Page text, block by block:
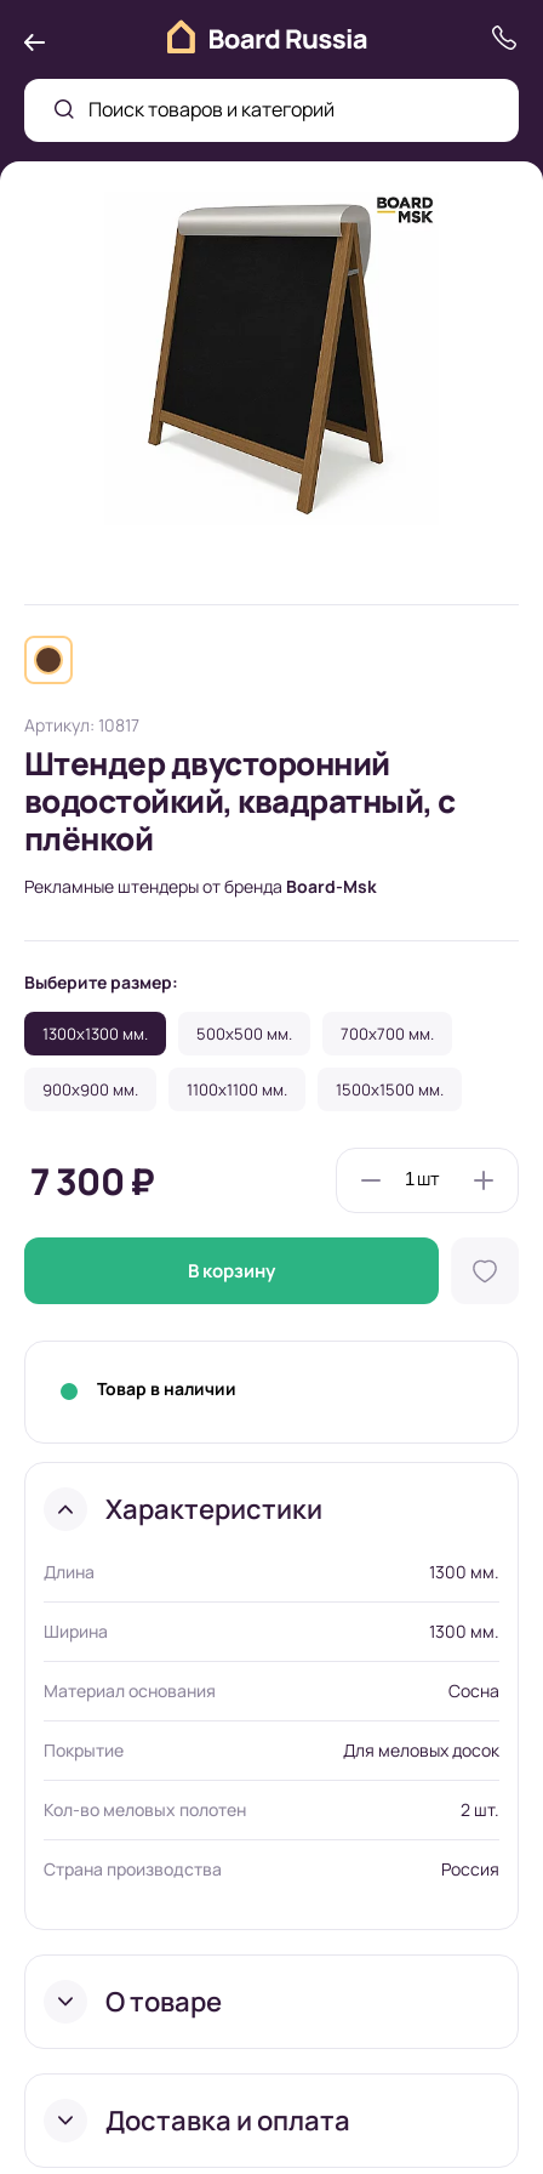
Поиск товаров и категорий
Артикул: 10817
Штендер двусторонний
водостойкий, квадратный, с
плёнкой
Рекламные штендеры от бренда Board-Msk
Выберите размер:
1300x1300 мм. 500x500 мм. 700x700 мм.
900x900 мм. 1100x1100 мм. 1500x1500 мм.
7 300 ₽
В корзину
Товар в наличии
Характеристики
Длина 1300 мм.
Ширина 1300 мм.
Материал основания Сосна
Покрытие Для меловых досок
Кол-во меловых полотен 2 шт.
Страна производства Россия
О товаре
Доставка и оплата